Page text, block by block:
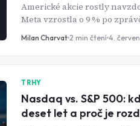
Americké akcie rostly
Meta vzrostla o 9 % po
cloudu, konkurenti Nebius a
Milan Charvat 2 min čtení 4.
TRHY
Nasdaq vs. S&P 500:
deset let a proč je